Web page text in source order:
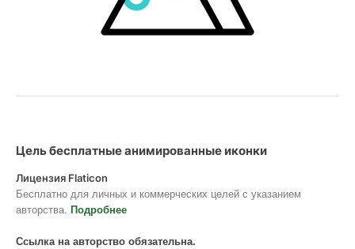
Цель бесплатные анимированные иконки
Лицензия Flaticon
Бесплатно для личных и коммерческих целей с указанием
авторства. Подробнее
Ссылка на авторство обязательна.